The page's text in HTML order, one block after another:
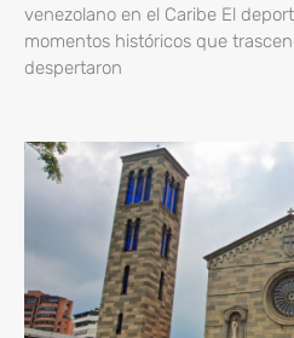
venezolano en el Caribe El
momentos históricos que
despertaron